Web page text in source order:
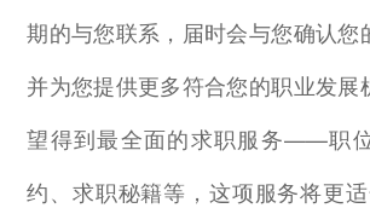
期的与您联系，届时会与您确认您
并为您提供更多符合您的职业发展
望得到最全面的求职服务——职
约、求职秘籍等，这项服务将更